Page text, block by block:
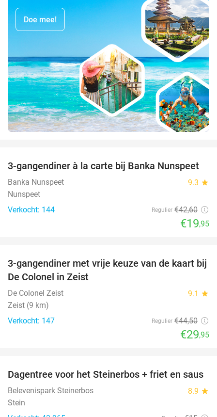
Doe mee!
53%
3-gangendiner à la carte bij Banka Nunspeet
Banka Nunspeet 9.3 star
Nunspeet
Verkocht: 144
Regulier €42,60
€19,95
33%
3-gangendiner met vrije keuze van de kaart bij
De Colonel in Zeist
De Colonel Zeist 9.1 star
Zeist (9 km)
Verkocht: 147
Regulier €44,50
€29,95
37%
Dagentree voor het Steinerbos + friet en saus
Belevenispark Steinerbos 8.9 star
Stein